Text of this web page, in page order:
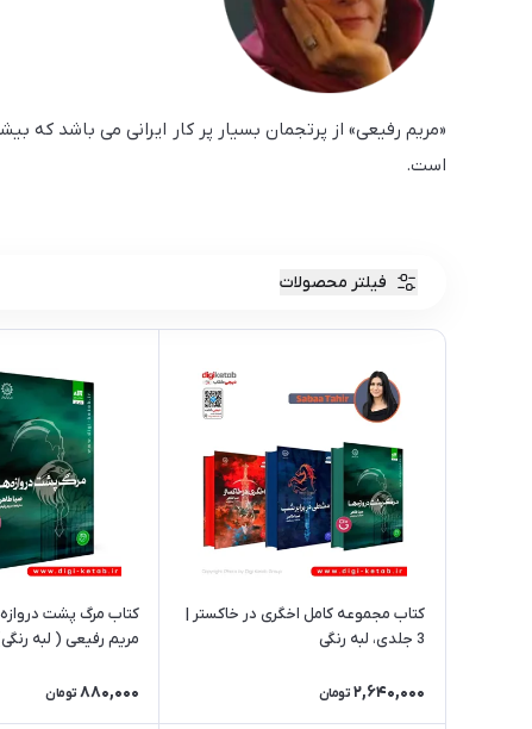
است.
فیلتر محصولات
کتاب مجموعه کامل اخگری در خاکستر |
3 جلدی، لبه رنگی
2,640,000 تومان
کتاب مرگ پشت
مریم رفیعی ( لبه
880,000 تومان